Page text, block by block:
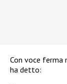
Con voce ferma
ha detto: